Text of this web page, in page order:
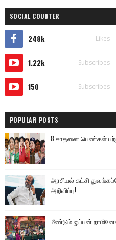
SOCIAL COUNTER
248k Likes
1.22k Subscribes
150 Subscribes
POPULAR POSTS
8 சாதனை பெண்கள்
அரசியல் கட்சி
அறிவிப்பு!
மீண்டும் ஓப்பன்